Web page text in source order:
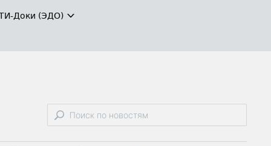
Доки (ЭДО)